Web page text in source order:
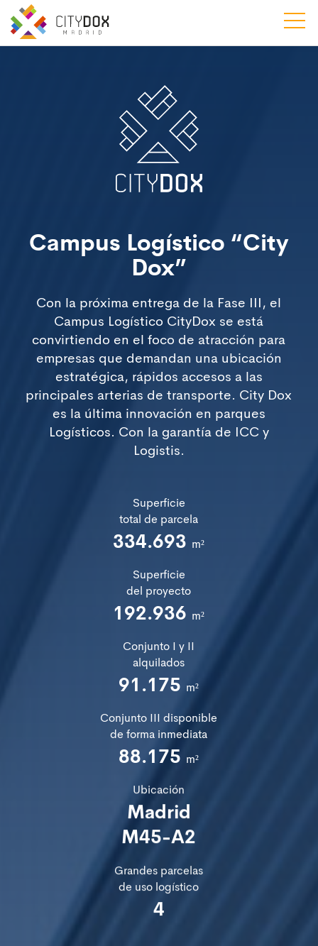
Campus Logístico “City
Dox”
Con la próxima entrega de la Fase III, el
Campus Logístico CityDox se está
convirtiendo en el foco de atracción para
empresas que demandan una ubicación
estratégica, rápidos accesos a las
principales arterias de transporte. City Dox
es la última innovación en parques
Logísticos. Con la garantía de ICC y
Logistis.
Superficie
total de parcela
334.693 m²
Superficie
del proyecto
192.936 m²
Conjunto I y II
alquilados
91.175 m²
Conjunto III disponible
de forma inmediata
88.175 m²
Ubicación
Madrid
M45-A2
Grandes parcelas
de uso logístico
4